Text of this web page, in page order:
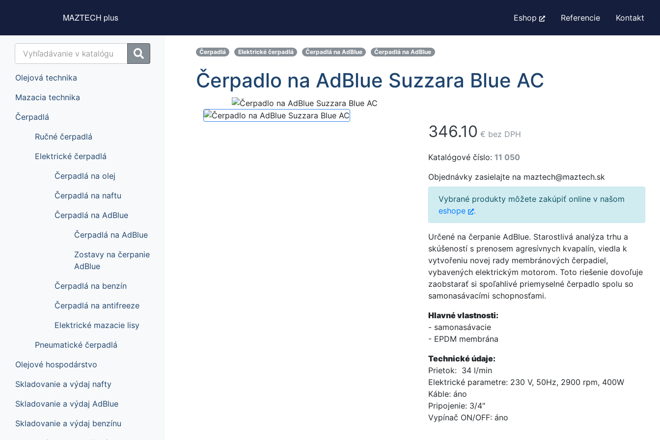
MAZTECH plus Eshop Referencie Kontakt
Olejová technika
Mazacia technika
Čerpadlá
Ručné čerpadlá
Elektrické čerpadlá
Čerpadlá na olej
Čerpadlá na naftu
Čerpadlá na AdBlue
Čerpadlá na AdBlue
Zostavy na čerpanie
AdBlue
Čerpadlá na benzín
Čerpadlá na antifreeze
Elektrické mazacie lisy
Pneumatické čerpadlá
Olejové hospodárstvo
Skladovanie a výdaj nafty
Skladovanie a výdaj AdBlue
Skladovanie a výdaj benzínu
Čerpadlá Elektrické čerpadlá Čerpadlá na AdBlue Čerpadlá na AdBlue
Čerpadlo na AdBlue Suzzara Blue AC
346.10 € bez DPH
Katalógové číslo: 11 050
Objednávky zasielajte na maztech@maztech.sk
Vybrané produkty môžete zakúpiť online v našom
eshope
.
Určené na čerpanie AdBlue. Starostlivá analýza trhu a
skúšeností s prenosem agresívnych kvapalín, viedla k
vytvořeniu novej rady membránových čerpadiel,
vybavených elektrickým motorom. Toto riešenie dovoľuje
zaobstarať si spoľahlivé priemyselné čerpadlo spolu so
samonasávacími schopnosťami.
Hlavné vlastnosti:
- samonasávacie
- EPDM membrána
Technické údaje:
Prietok: 34 l/min
Elektrické parametre: 230 V, 50Hz, 2900 rpm, 400W
Káble: áno
Pripojenie: 3/4"
Vypínač ON/OFF: áno